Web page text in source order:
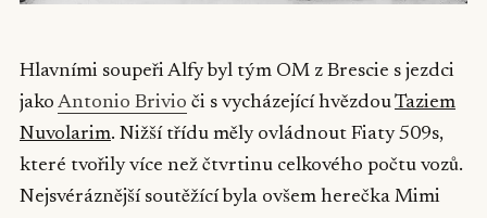
Hlavními soupeři Alfy byl tým OM z Brescie s jezdci
jako Antonio Brivio či s vycházející hvězdouTaziem
Nuvolarim. Nižší třídu měly ovládnout Fiaty 509s,
které tvořily více než čtvrtinu celkového počtu vozů.
Nejsvéráznější soutěžící byla ovšem herečka Mimi